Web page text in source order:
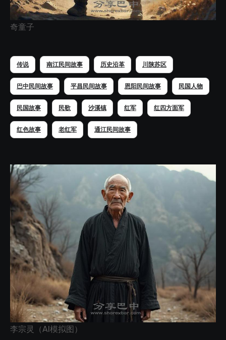
奇童子
传说 南江民间故事 历史沿革 川陕苏区
巴中民间故事 平昌民间故事 恩阳民间故事 民国人物
民国故事 民歌 沙溪镇 红军 红四方面军
红色故事 老红军 通江民间故事
李宗灵（AI模拟图）